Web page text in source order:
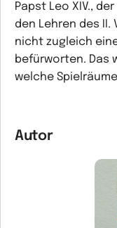
Papst Leo XIV.,
den Lehren des
nicht zugleich
befürworten. Das
welche
Autor